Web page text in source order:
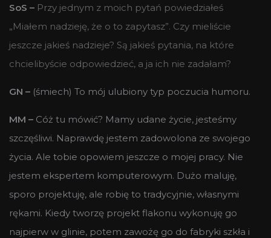
SoS – Przy jednym z moich pytań powiedziałeś
„Miałem nadzieję, że o to zapytasz”. Czy mieliście
jeszcze jakieś nadzieje? Są jakieś pytania, na które
chcielibyście odpowiedzieć, a ja ich nie zadałam?
GN – (śmiech) To mój ulubiony typ poczucia humoru.
MM – Cóż tu mówić? Mamy udane życie, jesteśmy
szczęśliwi. Naprawdę jestem zadowolona ze swojego
życia. Ale tobie opowiem jeszcze o mojej pracy. Nie
jestem ekspertem komputerowym. Dużo maluję,
sporo projektuję, ale robię to tradycyjnie, własnymi
rękami. Kiedy tworzę projekt flakonu wykonuję go
najpierw w glinie, potem zawożę go do fabryki szkła i